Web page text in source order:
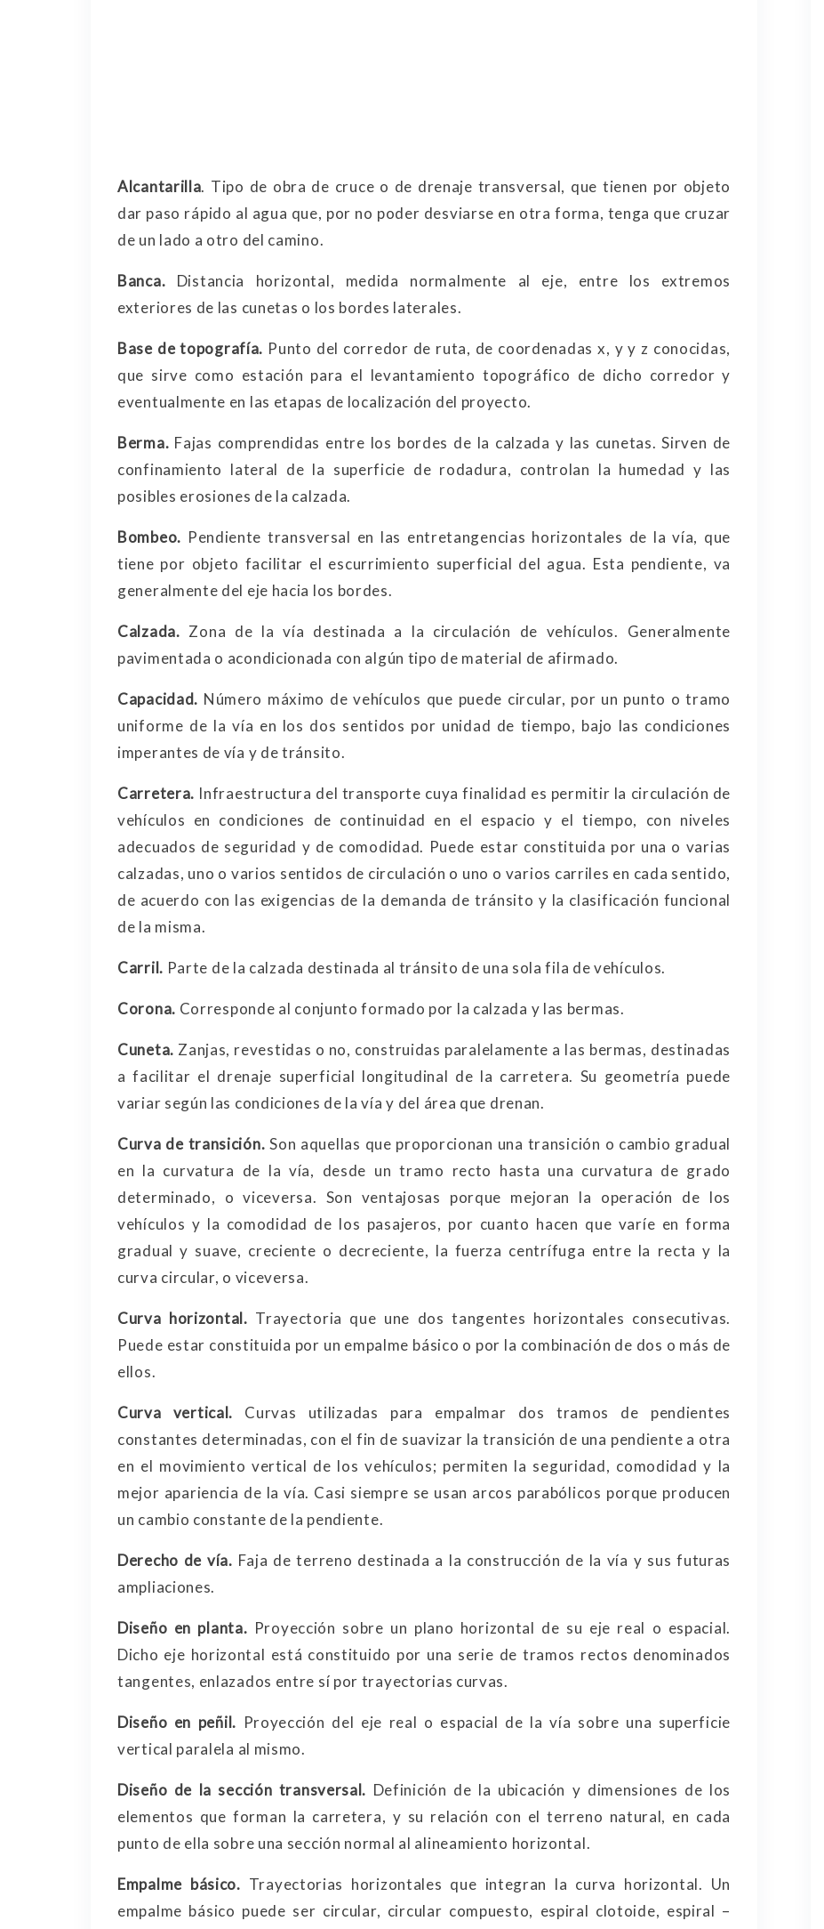
Alcantarilla. Tipo de obra de cruce o de drenaje transversal, que tienen por objeto
dar paso rápido al agua que, por no poder desviarse en otra forma, tenga que cruzar
de un lado a otro del camino.
Banca. Distancia horizontal, medida normalmente al eje, entre los extremos
exteriores de las cunetas o los bordes laterales.
Base de topografía. Punto del corredor de ruta, de coordenadas x, y y z conocidas,
que sirve como estación para el levantamiento topográfico de dicho corredor y
eventualmente en las etapas de localización del proyecto.
Berma. Fajas comprendidas entre los bordes de la calzada y las cunetas. Sirven de
confinamiento lateral de la superficie de rodadura, controlan la humedad y las
posibles erosiones de la calzada.
Bombeo. Pendiente transversal en las entretangencias horizontales de la vía, que
tiene por objeto facilitar el escurrimiento superficial del agua. Esta pendiente, va
generalmente del eje hacia los bordes.
Calzada. Zona de la vía destinada a la circulación de vehículos. Generalmente
pavimentada o acondicionada con algún tipo de material de afirmado.
Capacidad. Número máximo de vehículos que puede circular, por un punto o tramo
uniforme de la vía en los dos sentidos por unidad de tiempo, bajo las condiciones
imperantes de vía y de tránsito.
Carretera. Infraestructura del transporte cuya finalidad es permitir la circulación de
vehículos en condiciones de continuidad en el espacio y el tiempo, con niveles
adecuados de seguridad y de comodidad. Puede estar constituida por una o varias
calzadas, uno o varios sentidos de circulación o uno o varios carriles en cada sentido,
de acuerdo con las exigencias de la demanda de tránsito y la clasificación funcional
de la misma.
Carril. Parte de la calzada destinada al tránsito de una sola fila de vehículos.
Corona. Corresponde al conjunto formado por la calzada y las bermas.
Cuneta. Zanjas, revestidas o no, construidas paralelamente a las bermas, destinadas
a facilitar el drenaje superficial longitudinal de la carretera. Su geometría puede
variar según las condiciones de la vía y del área que drenan.
Curva de transición. Son aquellas que proporcionan una transición o cambio gradual
en la curvatura de la vía, desde un tramo recto hasta una curvatura de grado
determinado, o viceversa. Son ventajosas porque mejoran la operación de los
vehículos y la comodidad de los pasajeros, por cuanto hacen que varíe en forma
gradual y suave, creciente o decreciente, la fuerza centrífuga entre la recta y la
curva circular, o viceversa.
Curva horizontal. Trayectoria que une dos tangentes horizontales consecutivas.
Puede estar constituida por un empalme básico o por la combinación de dos o más de
ellos.
Curva vertical. Curvas utilizadas para empalmar dos tramos de pendientes
constantes determinadas, con el fin de suavizar la transición de una pendiente a otra
en el movimiento vertical de los vehículos; permiten la seguridad, comodidad y la
mejor apariencia de la vía. Casi siempre se usan arcos parabólicos porque producen
un cambio constante de la pendiente.
Derecho de vía. Faja de terreno destinada a la construcción de la vía y sus futuras
ampliaciones.
Diseño en planta. Proyección sobre un plano horizontal de su eje real o espacial.
Dicho eje horizontal está constituido por una serie de tramos rectos denominados
tangentes, enlazados entre sí por trayectorias curvas.
Diseño en peñil. Proyección del eje real o espacial de la vía sobre una superficie
vertical paralela al mismo.
Diseño de la sección transversal. Definición de la ubicación y dimensiones de los
elementos que forman la carretera, y su relación con el terreno natural, en cada
punto de ella sobre una sección normal al alineamiento horizontal.
Empalme básico. Trayectorias horizontales que integran la curva horizontal. Un
empalme básico puede ser circular, circular compuesto, espiral clotoide, espiral –